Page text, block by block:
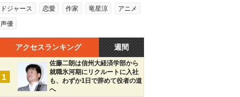
ドジャース 恋愛 作家 竜星涼 アニメ
声優
アクセスランキング 週間
1
佐藤二朗は信州大経済学部から
就職氷河期にリクルートに入社
も、わずか1日で辞めて役者の道
へ